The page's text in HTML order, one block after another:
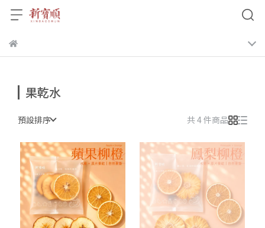
果乾水
預設排序 共 4 件商品